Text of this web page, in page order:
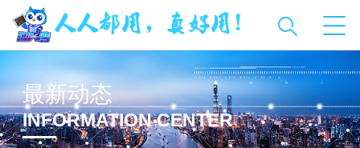
最新动态
INFORMATION CENTER